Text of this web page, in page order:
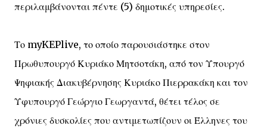
περιλαμβάνονται πέντε (5) δημοτικές υπηρεσίες.
Το myKEPlive, το οποίο παρουσιάστηκε στον
Πρωθυπουργό Κυριάκο Μητσοτάκη, από τον Υπουργό
Ψηφιακής Διακυβέρνησης Κυριάκο Πιερρακάκη και τον
Υφυπουργό Γεώργιο Γεωργαντά, θέτει τέλος σε
χρόνιες δυσκολίες που αντιμετωπίζουν οι Έλληνες του